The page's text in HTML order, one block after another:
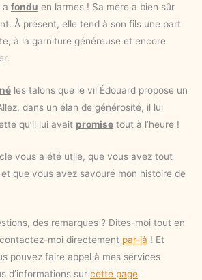
a fondu en larmes ! Sa mère a bien sûr
À présent, elle tend à son fils une part
à la garniture généreuse et encore
les talons que le vil Édouard propose un
dans un élan de générosité, il lui
qu’il lui avait promise tout à l’heure !
vous a été utile, que vous avez tout
que vous avez savouré mon histoire de
des remarques ? Dites-moi tout en
moi directement par-là ! Et
pouvez faire appel à mes services
d’informations sur cette page.